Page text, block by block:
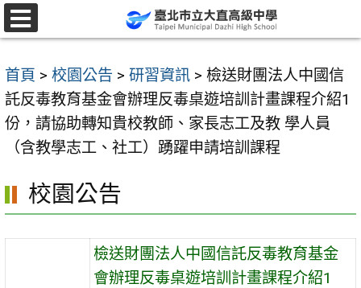
跳
至
要
內
容
首頁 > 校園公告 > 研習資訊 > 檢送財團法人中國信
託反毒教育基金會辦理反毒桌遊培訓計畫課程介紹1
份，請協助轉知貴校教師、家長志工及教 學人員
（含教學志工、社工）踴躍申請培訓課程
校園公告
檢送財團法人中國信託反毒教育基金
會辦理反毒桌遊培訓計畫課程介紹1
選
單